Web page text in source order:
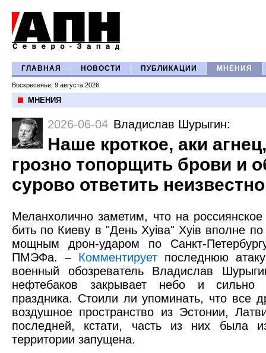
ГЛАВНАЯ НОВОСТИ ПУБЛИКАЦИИ МНЕНИЯ
Воскресенье, 9 августа 2026
МНЕНИЯ
2026-06-04 Владислав Шурыгин:
Наше кроткое, аки
грозно топорщить брови и
сурово ответить
Меланхолично заметим, что на
бить по Киеву в "День Хуiвa" Хуiв вполне по
мощным дрон-ударом по Санкт-
ПМЭФа. – Комментирует последнюю
военный обозреватель Владислав
нефтебаков закрывает небо и сильно
праздника. Стоили ли упоминать, что все
воздушное пространство из Эстонии,
последней, кстати, часть из них была
территории запущена.